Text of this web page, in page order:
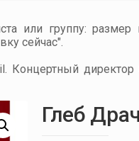
или группу:
сейчас".
Концертный
Глеб